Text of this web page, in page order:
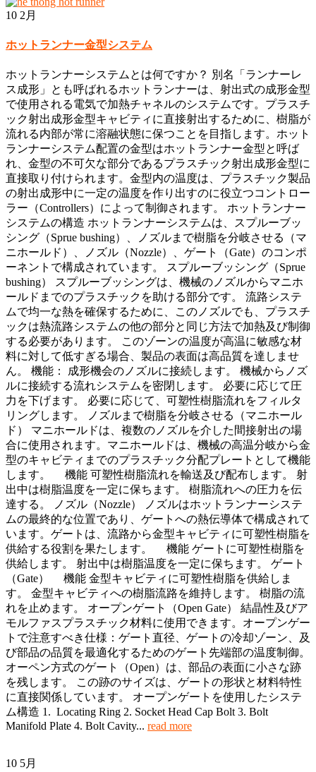
10 2月
ホットランナー金型システム
ホットランナーシステムとは何ですか？ 別名「ランナーレ
ス成形」とも呼ばれるホットランナーは、射出式の成形金型
で使用される電気で加熱チャネルのシステムです。プラスチ
ック射出成形金型キャビティに直接射出するために、樹脂が
流れる内部が常に溶融状態に保つことを目指します。ホット
ランナーシステム配置の金型はホットランナー金型と呼ば
れ、金型の不可欠な部分であるプラスチック射出成形金型に
直接取り付けられます。金型内の温度は、プラスチック製品
の射出成形中に一定の温度を作り出すのに役立つコントロー
ラー（Controllers）によって制御されます。 ホットランナー
システムの構造 ホットランナーシステムは、スプルーブッ
シング（Sprue bushing）、ノズルまで樹脂を分岐させる（マ
ニホールド）、ノズル（Nozzle）、ゲート（Gate）のコンポ
ーネントで構成されています。 スプルーブッシング（Sprue
bushing） スプルーブッシングは、機械のノズルからマニホ
ールドまでのプラスチックを助ける部分です。 流路システ
ムで均一な熱を確保するために、このノズルでも、プラスチ
ックは熱流路システムの他の部分と同じ方法で加熱及び制御
する必要があります。 このゾーンの温度が高温に敏感な材
料に対して低すぎる場合、製品の表面は高品質を達しませ
ん。 機能： 成形機会のノズルに接続します。 機械からノズ
ルに接続する流れシステムを密閉します。 必要に応じて圧
力を下げます。 必要に応じて、可塑性樹脂流れをフィルタ
リングします。 ノズルまで樹脂を分岐させる（マニホール
ド） マニホールドは、複数のノズルを介した間接射出の場
合に使用されます。マニホールドは、機械の高温分岐から金
型のキャビティまでのプラスチック分配プレートとして機能
します。 機能 可塑性樹脂流れを輸送及び配布します。 射
出中は樹脂温度を一定に保ちます。 樹脂流れへの圧力を伝
達する。 ノズル（Nozzle） ノズルはホットランナーシステ
ムの最終的な位置であり、ゲートへの熱伝導体で構成されて
います。ゲートは、流路から金型キャビティに可塑性樹脂を
供給する役割を果たします。 機能 ゲートに可塑性樹脂を
供給します。 射出中は樹脂温度を一定に保ちます。 ゲート
（Gate） 機能 金型キャビティに可塑性樹脂を供給しま
す。 金型キャビティへの樹脂流路を維持します。 樹脂の流
れを止めます。 オープンゲート（Open Gate） 結晶性及びア
モルファスプラスチック材料に使用できます。オープンゲー
トで注意すべき仕様：ゲート直径、ゲートの冷却ゾーン、及
び部品の品質を最適化するためのゲート先端部の温度制御。
オーペン方式のゲート（Open）は、部品の表面に小さな跡
を残します。 この跡のサイズは、ゲートの形状と材料特性
に直接関係しています。 オープンゲートを使用したシステ
ム構造 1. Locating Ring 2. Socket Head Cap Bolt 3. Bolt
Manifold Plate 4. Bolt Cavity... read more
10 5月